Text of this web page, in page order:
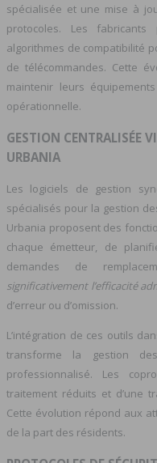
spécialisée et une mise à
protocoles. Les
algorithmes de compatibilité
de télécommandes. Cette
maintenir leurs
opérationnelle.
GESTION CENTRALISÉE
URBANIA
Les logiciels de gestion
spécialisés pour la gestion
Urbania proposent des
chaque émetteur, de
demandes de
significativement l’efficacité
d’erreur ou d’omission.
L’intégration de ces outils
transforme la gestion
professionnalisé. Les
traitement réduits et d’une
Cette évolution répond aux
de la part des résidents.